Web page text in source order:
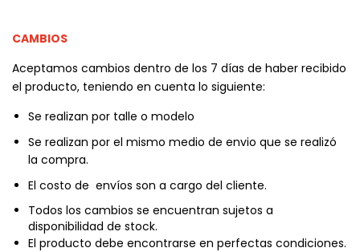
CAMBIOS
Aceptamos cambios dentro de los 7 días de haber recibido
el producto, teniendo en cuenta lo siguiente:
Se realizan por talle o modelo
Se realizan por el mismo medio de envio que se realizó
la compra.
El costo de envíos son a cargo del cliente.
Todos los cambios se encuentran sujetos a
disponibilidad de stock.
El producto debe encontrarse en perfectas condiciones.